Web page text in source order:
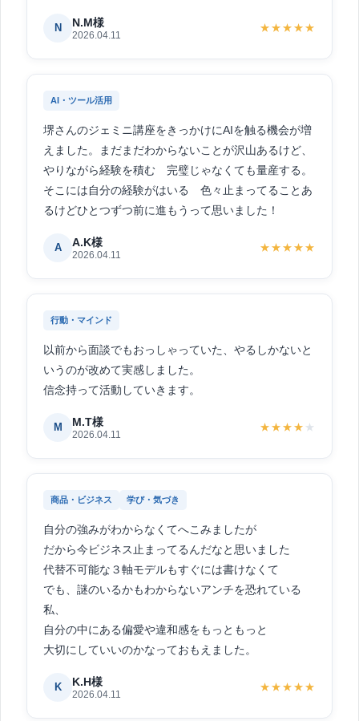
N N.M様
2026.04.11
★★★★★
AI・ツール活用
堺さんのジェミニ講座をきっかけにAIを触る機会が増
えました。まだまだわからないことが沢山あるけど、
やりながら経験を積む 完璧じゃなくても量産する。
そこには自分の経験がはいる 色々止まってることあ
るけどひとつずつ前に進もうって思いました！
A A.K様
2026.04.11
★★★★★
行動・マインド
以前から面談でもおっしゃっていた、やるしかないと
いうのが改めて実感しました。
信念持って活動していきます。
M M.T様
2026.04.11
★★★★ ★
商品・ビジネス 学び・気づき
自分の強みがわからなくてへこみましたが
だから今ビジネス止まってるんだなと思いました
代替不可能な３軸モデルもすぐには書けなくて
でも、謎のいるかもわからないアンチを恐れている
私、
自分の中にある偏愛や違和感をもっともっと
大切にしていいのかなっておもえました。
K K.H様
2026.04.11
★★★★★